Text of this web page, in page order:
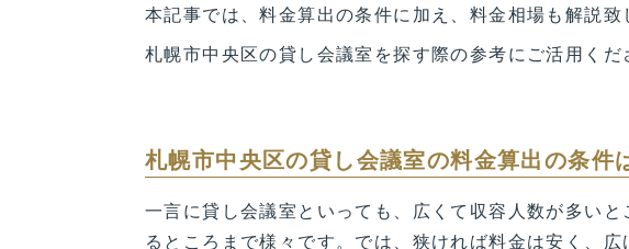
本記事では、料金算出の条件に加え、料金相場も解説致
札幌市中央区の貸し会議室を探す際の参考にご活用くだ
札幌市中央区の貸し会議室の料金算出の条件
一言に貸し会議室といっても、広くて収容人数が多い
るところまで様々です。では、狭ければ料金は安く、